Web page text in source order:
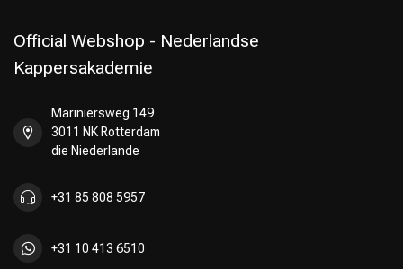
Official Webshop - Nederlandse
Kappersakademie
Mariniersweg 149
3011 NK Rotterdam
die Niederlande
+31 85 808 5957
+31 10 413 6510